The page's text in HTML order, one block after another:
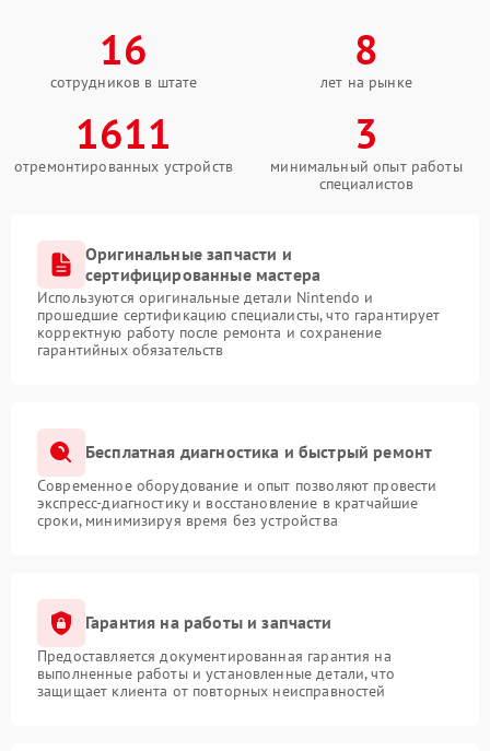
16
сотрудников в штате
8
лет на рынке
1611
отремонтированных устройств
3
минимальный опыт работы
специалистов
Оригинальные запчасти и
сертифицированные мастера
Используются оригинальные детали Nintendo и
прошедшие сертификацию специалисты, что гарантирует
корректную работу после ремонта и сохранение
гарантийных обязательств
Бесплатная диагностика и быстрый ремонт
Современное оборудование и опыт позволяют провести
экспресс-диагностику и восстановление в кратчайшие
сроки, минимизируя время без устройства
Гарантия на работы и запчасти
Предоставляется документированная гарантия на
выполненные работы и установленные детали, что
защищает клиента от повторных неисправностей